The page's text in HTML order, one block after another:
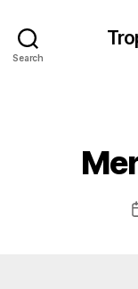
Search